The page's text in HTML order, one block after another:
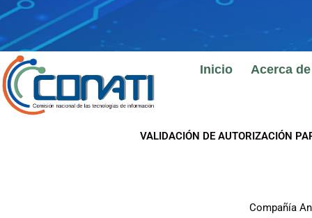
Inicio Acerca
VALIDACIÓN DE AUTORIZACIÓN
Compañía